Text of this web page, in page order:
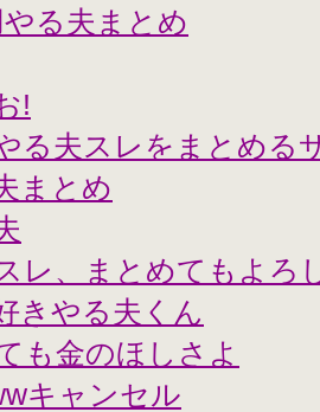
る夫まとめ
!
る夫スレをまとめる
まとめ
レ、まとめてもよろ
きやる夫くん
も金のほしさよ
キャンセル